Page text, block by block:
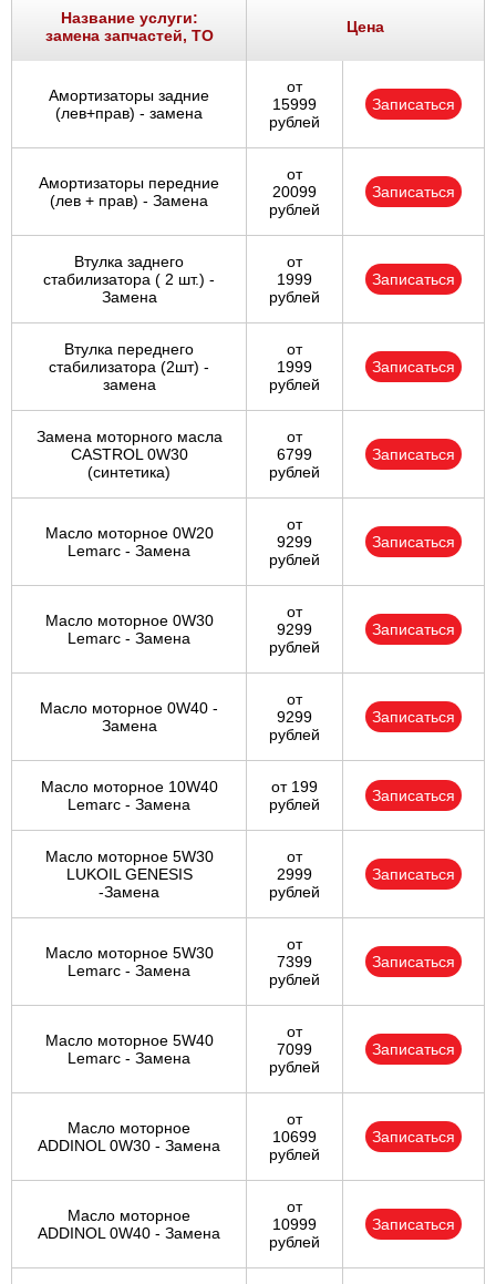
Название услуги:
замена запчастей, ТО
Цена
Амортизаторы задние
(лев+прав) - замена
от
15999
рублей
Записаться
Амортизаторы передние
(лев + прав) - Замена
от
20099
рублей
Записаться
Втулка заднего
стабилизатора ( 2 шт.) -
Замена
от
1999
рублей
Записаться
Втулка переднего
стабилизатора (2шт) -
замена
от
1999
рублей
Записаться
Замена моторного масла
CASTROL 0W30
(синтетика)
от
6799
рублей
Записаться
Масло моторное 0W20
Lemarc - Замена
от
9299
рублей
Записаться
Масло моторное 0W30
Lemarc - Замена
от
9299
рублей
Записаться
Масло моторное 0W40 -
Замена
от
9299
рублей
Записаться
Масло моторное 10W40
Lemarc - Замена
от 199
рублей
Записаться
Масло моторное 5W30
LUKOIL GENESIS
-Замена
от
2999
рублей
Записаться
Масло моторное 5W30
Lemarc - Замена
от
7399
рублей
Записаться
Масло моторное 5W40
Lemarc - Замена
от
7099
рублей
Записаться
Масло моторное
ADDINOL 0W30 - Замена
от
10699
рублей
Записаться
Масло моторное
ADDINOL 0W40 - Замена
от
10999
рублей
Записаться